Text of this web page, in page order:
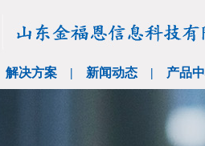
解决方案 | 新闻动态 | 产品